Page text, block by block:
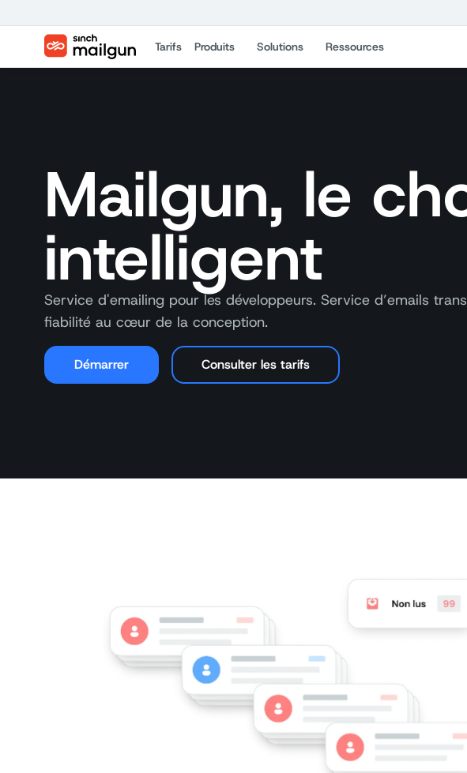
Tarifs Produits Solutions Ressources
Mailgun, le
intelligent
Service d'emailing pour les développeurs. Service d’emails
fiabilité au cœur de la conception.
Démarrer Consulter les tarifs